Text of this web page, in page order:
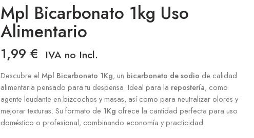
Mpl Bicarbonato 1kg Uso
Alimentario
1,99 € IVA no Incl.
Descubre el Mpl Bicarbonato 1Kg, un bicarbonato de sodio de calidad
alimentaria pensado para tu despensa. Ideal para la repostería, como
agente leudante en bizcochos y masas, así como para neutralizar olores y
mejorar texturas. Su formato de 1Kg ofrece la cantidad perfecta para uso
doméstico o profesional, combinando economía y practicidad.